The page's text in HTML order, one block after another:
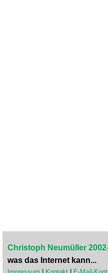
Christoph Neumüller
was das Internet kann...